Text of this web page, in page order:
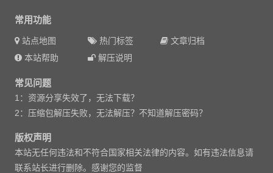
常用功能
站点地图 热门标签
文章归档
本站帮助
解压说明
常见问题
1：资源分享失效了，无法下载？
2：压缩包解压失败，无法解压？不知道解压密码？
版权声明
本站无任何违法和不符合国家相关法律的内容。如有违法信息请
联系站长进行删除。感谢您的监督